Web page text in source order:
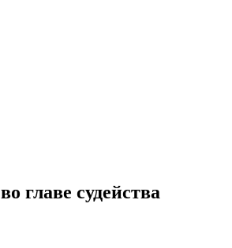
главе судейства